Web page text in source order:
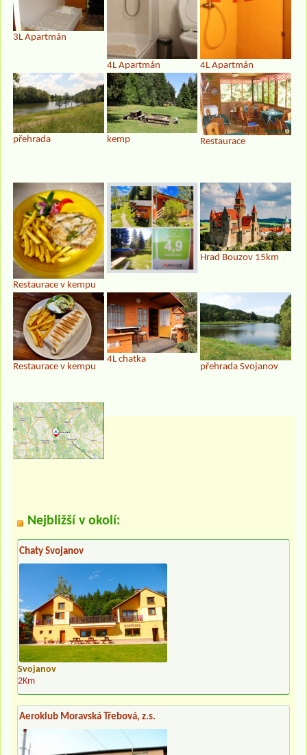
3L Apartmán
4L Apartmán 4L Apartmán
přehrada kemp Restaurace
Restaurace v kempu
Hrad Bouzov 15km
Restaurace v kempu
4L chatka
přehrada Svojanov
Nejbližší v okolí:
Chaty Svojanov
Svojanov
2Km
Aeroklub Moravská Třebová, z.s.